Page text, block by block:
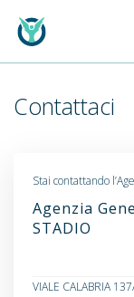
Generali Logo
Contattaci
Stai contattando
Agenzia
STADIO
VIALE CALABRIA